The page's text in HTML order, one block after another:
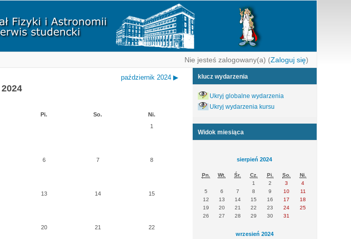
Nie jesteś zalogowany(a) (Zaloguj się)
październik 2024 ▶
Pi. So.
Ni.
1
6 7 8
13 14 15
20 21 22
klucz wydarzenia
Ukryj globalne wydarzenia
Ukryj wydarzenia kursu
Widok miesiąca
sierpień 2024
Pn. Wt. Śr. Cz. Pi. So.
Ni.
1
2 3
4
5
6 7 8 9 10
11
12
13 14 15 16 17
18
19
20 21 22 23 24
25
26
27 28 29 30 31
wrzesień 2024